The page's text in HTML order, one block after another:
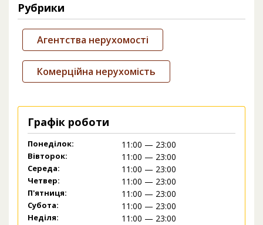
Рубрики
Агентства нерухомості
Комерційна нерухомість
Графік роботи
Понеділок: 11:00 — 23:00
Вівторок: 11:00 — 23:00
Середа: 11:00 — 23:00
Четвер: 11:00 — 23:00
П'ятниця: 11:00 — 23:00
Субота: 11:00 — 23:00
Неділя: 11:00 — 23:00